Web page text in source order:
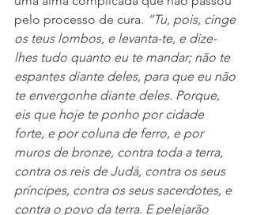
pelo processo de cura. “Tu, pois, cinge
os teus lombos, e levanta-te, e dize-
lhes tudo quanto eu te mandar; não te
espantes diante deles, para que eu não
te envergonhe diante deles. Porque,
eis que hoje te ponho por cidade
forte, e por coluna de ferro, e por
muros de bronze, contra toda a terra,
contra os reis de Judá, contra os seus
príncipes, contra os seus sacerdotes, e
contra o povo da terra. E pelejarão